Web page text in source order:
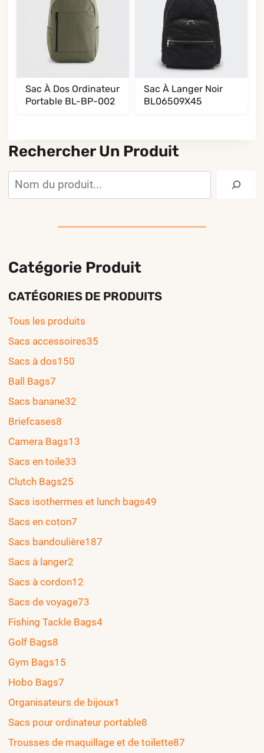
Sac À Dos Ordinateur
Portable BL-BP-002
Sac À Langer Noir
BL06509X45
Rechercher Un Produit
Rechercher
Catégorie Produit
CATÉGORIES DE PRODUITS
Tous les produits
Sacs accessoires35
Sacs à dos150
Ball Bags7
Sacs banane32
Briefcases8
Camera Bags13
Sacs en toile33
Clutch Bags25
Sacs isothermes et lunch bags49
Sacs en coton7
Sacs bandoulière187
Sacs à langer2
Sacs à cordon12
Sacs de voyage73
Fishing Tackle Bags4
Golf Bags8
Gym Bags15
Hobo Bags7
Organisateurs de bijoux1
Sacs pour ordinateur portable8
Trousses de maquillage et de toilette87